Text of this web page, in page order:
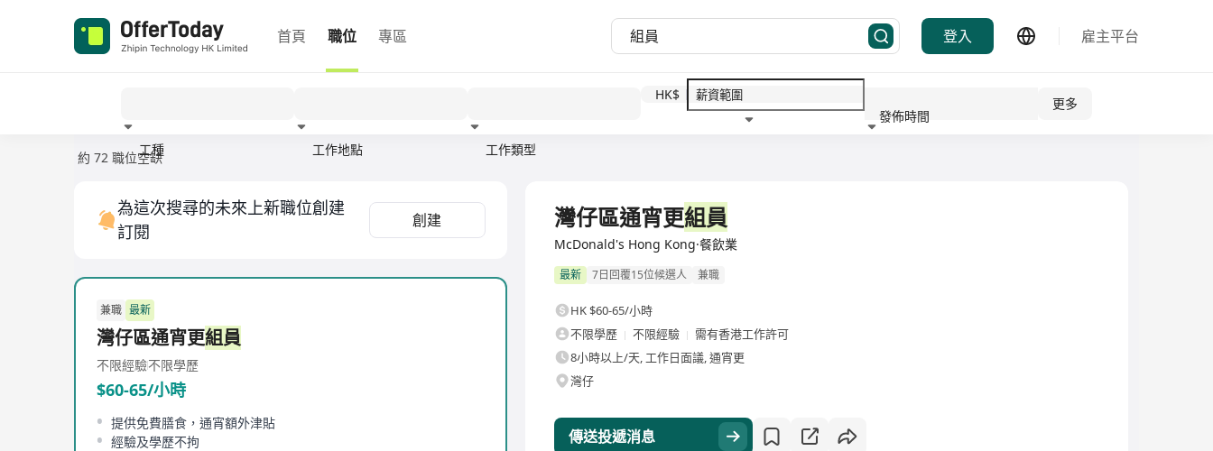
首頁 職位 專區 登入 雇主平台
工種 工作地點 工作類型
HK$
發佈時間
更多
約 72 職位空缺
為這次搜尋的未來上新職位創建
訂閱
創建
兼職 最新
灣仔區通宵更組員
不限經驗不限學歷
$60-65/小時
提供免費膳食，通宵額外津貼
經驗及學歷不拘
灣仔區通宵更組員
McDonald's Hong Kong·餐飲業
最新 7日回覆15位候選人 兼職
HK $60-65/小時
不限學歷
不限經驗
需有香港工作許可
8小時以上/天, 工作日面議, 通宵更
灣仔
傳送投遞消息